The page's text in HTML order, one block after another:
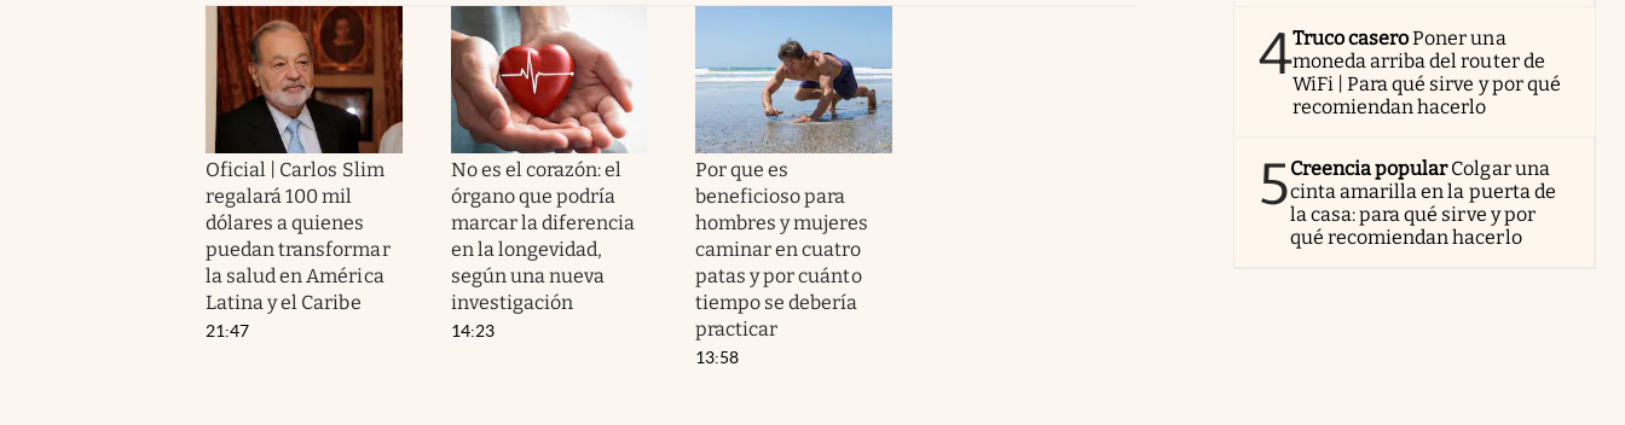
Oficial | Carlos Slim
regalará 100 mil
dólares a quienes
puedan transformar
la salud en América
Latina y el Caribe
21:47
No es el corazón: el
órgano que podría
marcar la diferencia
en la longevidad,
según una nueva
investigación
14:23
Por que es
beneficioso para
hombres y mujeres
caminar en cuatro
patas y por cuánto
tiempo se debería
practicar
13:58
4Truco caseroPoner una
moneda arriba del router de
WiFi | Para qué sirve y por qué
recomiendan hacerlo
5Creencia popularColgar una
cinta amarilla en la puerta de
la casa: para qué sirve y por
qué recomiendan hacerlo